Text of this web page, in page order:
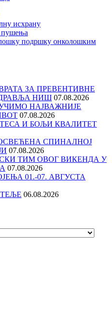
исхрану
пушења
подршку онколошким
ЗА ПРЕВЕНТИВНЕ
НИШ 07.08.2026
НАЈВАЖНИЈЕ
07.08.2026
И БОЉИ КВАЛИТЕТ
СПИНАЛНОЈ
07.08.2026
ТИМ ОВОГ ВИКЕНДА У
07.08.2026
01.-07. АВГУСТА
06.08.2026